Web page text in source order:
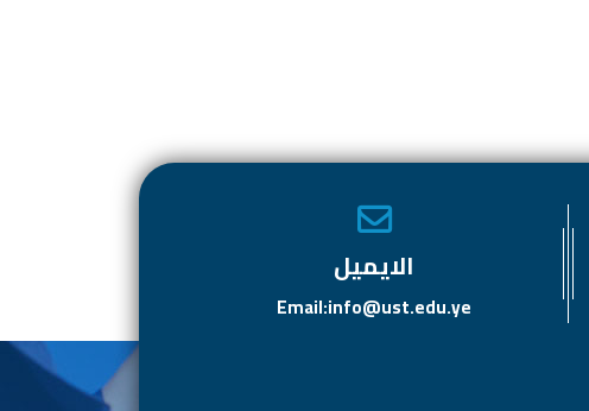
الايميل
Email:info@ust.edu.ye